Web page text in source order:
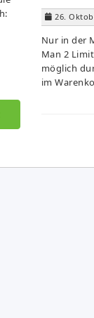
26.
Nur in der
Man 2
möglich
im